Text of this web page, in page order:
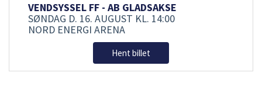
VENDSYSSEL FF - AB GLADSAKSE
SØNDAG D. 16. AUGUST KL. 14:00
NORD ENERGI ARENA
Hent billet